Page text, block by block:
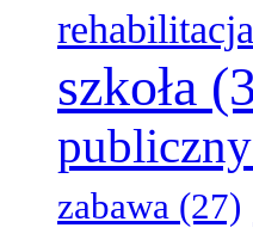
rehabilitacja
szkoła
publiczny
zabawa (27)